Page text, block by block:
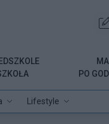
Lifestyle
PO